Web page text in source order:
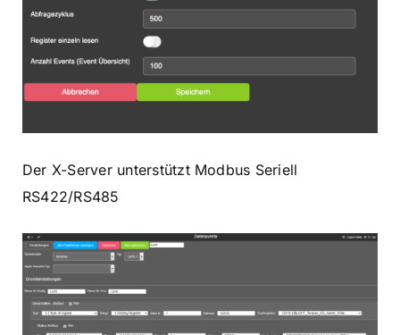
Der X-Server unterstützt Modbus Seriell
RS422/RS485